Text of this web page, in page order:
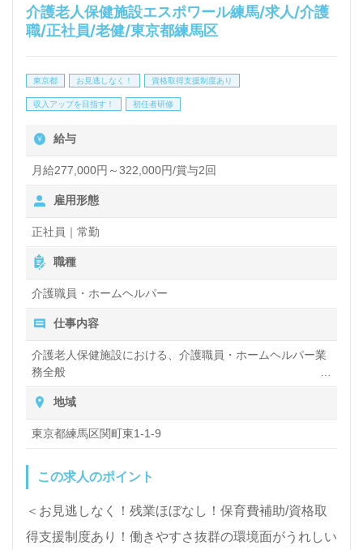
たらく人もずっと楽しく生きよう。』の実現を目指す
事業所様！◎
養護老人ホームでの勤務経験は問いません。明るい職
です。職員様同士の抜群のチームワーク、OJT/OFF-
JT、SDS、動画視聴や配信等の教育研修プログラム
も働くあなたのチカラに！『ご利用者様のお役に立ち
たい、関わる方の笑顔を増やしたい』『資格/経験を
活かしたい、働きながらキャリアアップを実現した
い』『転職で施設形態や環境を変えて働きたい』等の
方も大歓迎です。募集詳細等、担当コンサルタントよ
りご案内します。お問い合わせも遠慮なくお願いしま
す。
全国の求人ご紹介！医療/福祉業界の正社員/パート仕
事探しは【ウィルオブ介護】＊求人情報収集、将来的
LINE、メール、お電話などご希望に応じてお問い合
わせ/ご相談可能です。転職相談、求人紹介、年収交
渉など完全無料サービスをご利用いただけます。＜非
介護老人保健施設エスポワール練馬/求人/介護
職/正社員/老健/東京都練馬区
東京都 お見逃しなく！ 資格取得支援制度あり
収入アップを目指す！ 初任者研修
給与
月給277,000円～322,000円/賞与2回
雇用形態
正社員｜常勤
職種
介護職員・ホームヘルパー
仕事内容
介護老人保健施設における、介護職員・ホームヘルパー業
務全般
入浴や排せつ、食事などの身体的サポートや、買い物や掃
除、洗濯など日常生活のサポートなど
地域
東京都練馬区関町東1-1-9
この求人のポイント
＜お見逃しなく！残業ほぼなし！保育費補助/資格取
得支援制度あり！働きやすさ抜群の環境面がうれしい